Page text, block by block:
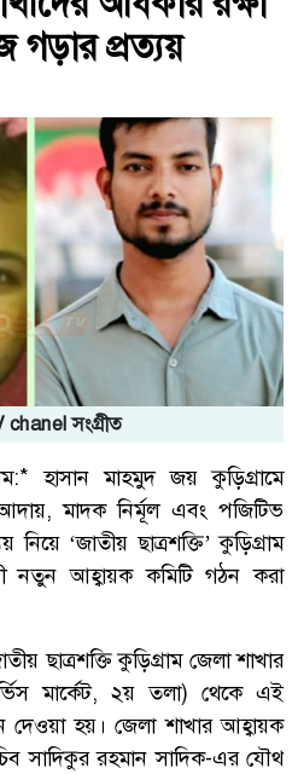
গড়ার প্রত্যয়
সংগ্রীত
হাসান মাহমুদ জয় কুড়িগ্রামে
আদায়, মাদক নির্মূল এবং পজিটিভ
নিয়ে ‘জাতীয় ছাত্রশক্তি’ কুড়িগ্রাম
নতুন আহ্বায়ক কমিটি গঠন করা
ছাত্রশক্তি কুড়িগ্রাম জেলা শাখার
মার্কেট, ২য় তলা) থেকে এই
হয়। জেলা শাখার আহ্বায়ক
সাদিকুর রহমান সাদিক-এর যৌথ